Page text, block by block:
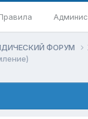
ФОРУМ